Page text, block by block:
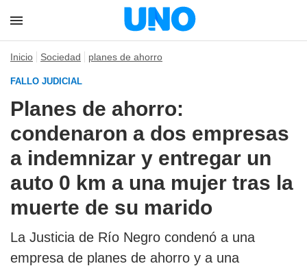
Inicio Sociedad planes de ahorro
FALLO JUDICIAL
Planes de ahorro:
condenaron a dos empresas
a indemnizar y entregar un
auto 0 km a una mujer tras la
muerte de su marido
La Justicia de Río Negro condenó a una
empresa de planes de ahorro y a una